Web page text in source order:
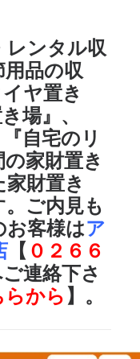
レンタル収
品の収
ヤ置き
場』、
自宅のリ
家財置き
財置き
ご内見も
お客様はア
【 ０２６６
連絡下さ
から 】。